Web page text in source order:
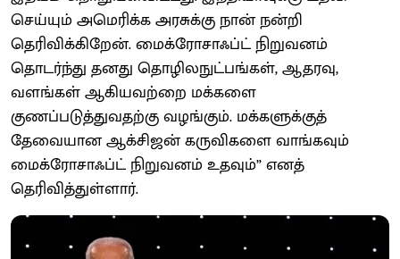
செய்யும் அமெரிக்க அரசுக்கு நான் நன்றி
தெரிவிக்கிறேன். மைக்ரோசாஃப்ட் நிறுவனம்
தொடர்ந்து தனது தொழிலநுட்பங்கள், ஆதரவு,
வளங்கள் ஆகியவற்றை மக்களை
குணப்படுத்துவதற்கு வழங்கும். மக்களுக்குத்
தேவையான ஆக்சிஜன் கருவிகளை வாங்கவும்
மைக்ரோசாஃப்ட் நிறுவனம் உதவும்” எனத்
தெரிவித்துள்ளார்.